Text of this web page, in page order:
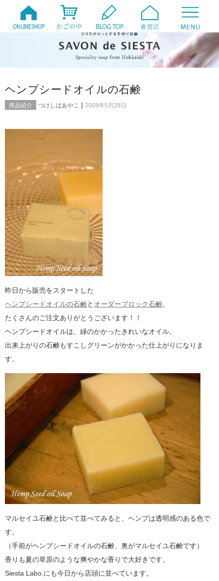
ヘンプシードオイルの石鹸
商品紹介 つけしばあやこ | 2009年5月28日
昨日から販売をスタートした
ヘンプシードオイルの石鹸と オーダーブロック石鹸。
たくさんのご注文ありがとうございます！！
ヘンプシードオイルは、緑のかかったきれいなオイル。
出来上がりの石鹸もすこしグリーンがかかった仕上がりになりま
す。
マルセイユ石鹸と比べて並べてみると、ヘンプは透明感のある色で
す。
（手前がヘンプシードオイルの石鹸、奥がマルセイユ石鹸です）
香りも夏の草原のような爽やかな香りで大好きです。
Siesta Labo.にも今日から店頭に並べています。